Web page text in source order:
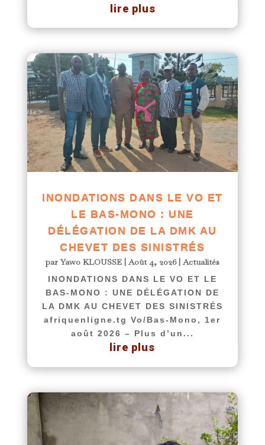
lire plus
INONDATIONS DANS LE VO ET
LE BAS-MONO : UNE
DÉLÉGATION DE LA DMK AU
CHEVET DES SINISTRÉS
parYawo KLOUSSE |Août 4, 2026|Actualités
INONDATIONS DANS LE VO ET LE
BAS-MONO : UNE DÉLÉGATION DE
LA DMK AU CHEVET DES SINISTRÉS
afriquenligne.tg Vo/Bas-Mono, 1er
août 2026 – Plus d’un...
lire plus